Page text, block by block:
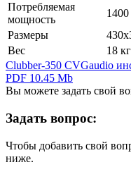
Потребляемая
мощность
Размеры
Вес
18 кг
Clubber-350 CVGaudio
PDF 10.45 Mb
Вы можете задать свой
Задать вопрос:
Чтобы добавить свой
ниже.